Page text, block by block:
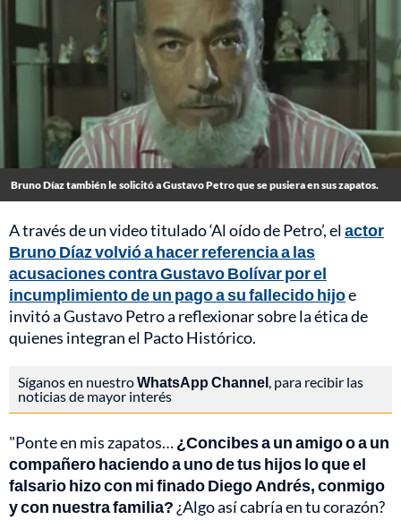
Bruno Díaz también le solicitó a Gustavo Petro que se pusiera en sus zapatos.
A través de un video titulado ‘Al oído de Petro’, elactor
Bruno Díaz volvió a hacer referencia a las
acusaciones contra Gustavo Bolívar por el
incumplimiento de un pago a su fallecido hijoe
invitó a Gustavo Petro a reflexionar sobre la ética de
quienes integran el Pacto Histórico.
Síganos en nuestroWhatsApp Channel, para recibir las
noticias de mayor interés
"Ponte en mis zapatos…¿Concibes a un amigo o a un
compañero haciendo a uno de tus hijos lo que el
falsario hizo con mi finado Diego Andrés, conmigo
y con nuestra familia? ¿Algo así cabría en tu corazón?